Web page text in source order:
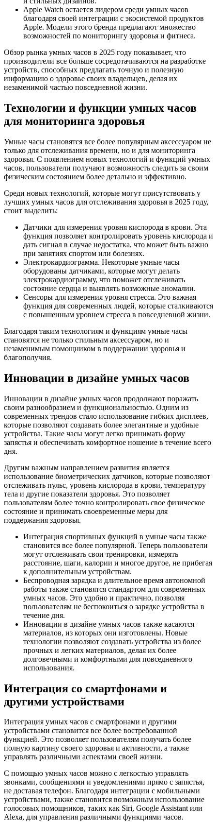
Apple Watch остается лидером среди умных часов
благодаря своей интеграции с экосистемой продуктов
Apple. Модели этого бренда предлагают множество
возможностей по мониторингу здоровья и фитнеса.
Обзор рынка умных часов в 2025 году показывает, что
производители все больше сосредотачиваются на разработке
устройств, способных предлагать точную и полезную
информацию о здоровье своих владельцев, делая их
незаменимой частью повседневной жизни.
Технологии и функции умных часов
для мониторинга здоровья
Умные часы становятся все более популярным аксессуаром не
только для отслеживания времени, но и для мониторинга
здоровья. С появлением новых технологий и функций умных
часов, пользователи получают возможность следить за своим
физическим состоянием более детально и эффективно.
Среди новых технологий, которые могут присутствовать у
лучших умных часов для отслеживания здоровья в 2025 году,
стоит выделить:
Датчики для измерения уровня кислорода в крови. Эта
функция позволяет контролировать уровень кислорода и
дать сигнал в случае недостатка, что может быть важно
при занятиях спортом или болезнях.
Электрокардиограмма. Некоторые умные часы
оборудованы датчиками, которые могут делать
электрокардиограмму, что поможет отслеживать
состояние сердца и выявлять возможные аномалии.
Сенсоры для измерения уровня стресса. Это важная
функция для современных людей, которые сталкиваются
с повышенным уровнем стресса в повседневной жизни.
Благодаря таким технологиям и функциям умные часы
становятся не только стильным аксессуаром, но и
незаменимым помощником в поддержании здоровья и
благополучия.
Инновации в дизайне умных часов
Инновации в дизайне умных часов продолжают поражать
своим разнообразием и функциональностью. Одним из
современных трендов стало использование гибких дисплеев,
которые позволяют создавать более элегантные и удобные
устройства. Такие часы могут легко принимать форму
запястья и обеспечивать комфортное ношение в течение всего
дня.
Другим важным направлением развития является
использование биометрических датчиков, которые позволяют
отслеживать пульс, уровень кислорода в крови, температуру
тела и другие показатели здоровья. Это позволяет
пользователям более точно контролировать свое физическое
состояние и принимать своевременные меры для
поддержания здоровья.
Интеграция спортивных функций в умные часы также
становится все более популярной. Теперь пользователи
могут отслеживать свои тренировки, измерять
расстояние, шаги, калории и многое другое, не прибегая
к дополнительным устройствам.
Беспроводная зарядка и длительное время автономной
работы также становятся стандартом для современных
умных часов. Это удобно и практично, позволяя
пользователям не беспокоиться о зарядке устройства в
течение дня.
Инновации в дизайне умных часов также касаются
материалов, из которых они изготовлены. Новые
технологии позволяют создавать устройства из более
прочных и легких материалов, делая их более
долговечными и комфортными для повседневного
использования.
Интеграция со смартфонами и
другими устройствами
Интеграция умных часов с смартфонами и другими
устройствами становится все более востребованной
функцией. Это позволяет пользователям получать более
полную картину своего здоровья и активности, а также
управлять различными аспектами своей жизни.
С помощью умных часов можно с легкостью управлять
звонками, сообщениями и уведомлениями прямо с запястья,
не доставая телефон. Благодаря интеграции с мобильными
устройствами, также становится возможным использование
голосовых помощников, таких как Siri, Google Assistant или
Alexa, для управления различными функциями часов.